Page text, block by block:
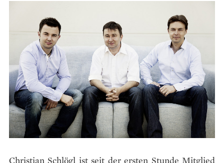
Christian Schlögl ist seit der ersten Stunde Mitglied